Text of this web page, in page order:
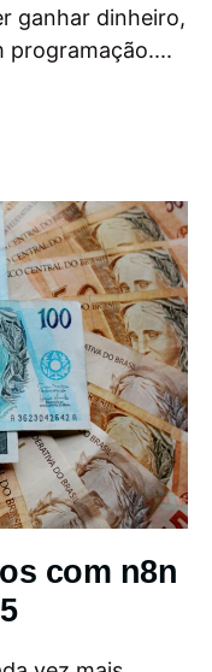
ganhar dinheiro,
programação....
com n8n